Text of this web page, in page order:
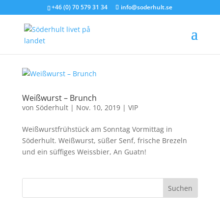
+46 (0) 70 579 31 34 info@soderhult.se
Weißwurst – Brunch
von Söderhult| Nov. 10, 2019| VIP
Weißwurstfrühstück am Sonntag Vormittag in
Söderhult. Weißwurst, süßer Senf, frische Brezeln
und ein süffiges Weissbier, An Guatn!